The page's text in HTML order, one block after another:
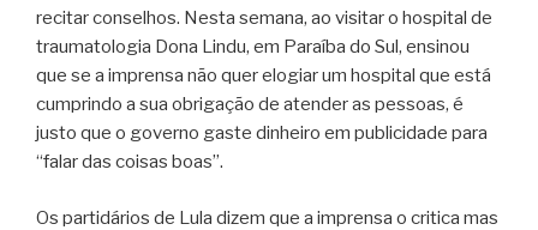
recitar conselhos. Nesta semana, ao visitar o hospital de
traumatologia Dona Lindu, em Paraíba do Sul, ensinou
que se a imprensa não quer elogiar um hospital que está
cumprindo a sua obrigação de atender as pessoas, é
justo que o governo gaste dinheiro em publicidade para
“falar das coisas boas”.
Os partidários de Lula dizem que a imprensa o critica mas